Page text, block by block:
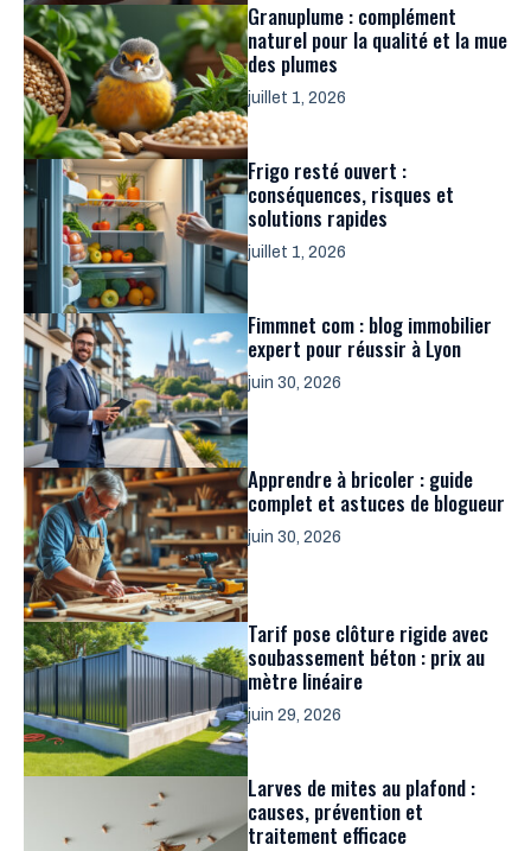
Granuplume : complément
naturel pour la qualité et la mue
des plumes
juillet 1, 2026
Frigo resté ouvert :
conséquences, risques et
solutions rapides
juillet 1, 2026
Fimmnet com : blog immobilier
expert pour réussir à Lyon
juin 30, 2026
Apprendre à bricoler : guide
complet et astuces de blogueur
juin 30, 2026
Tarif pose clôture rigide avec
soubassement béton : prix au
mètre linéaire
juin 29, 2026
Larves de mites au plafond :
causes, prévention et
traitement efficace